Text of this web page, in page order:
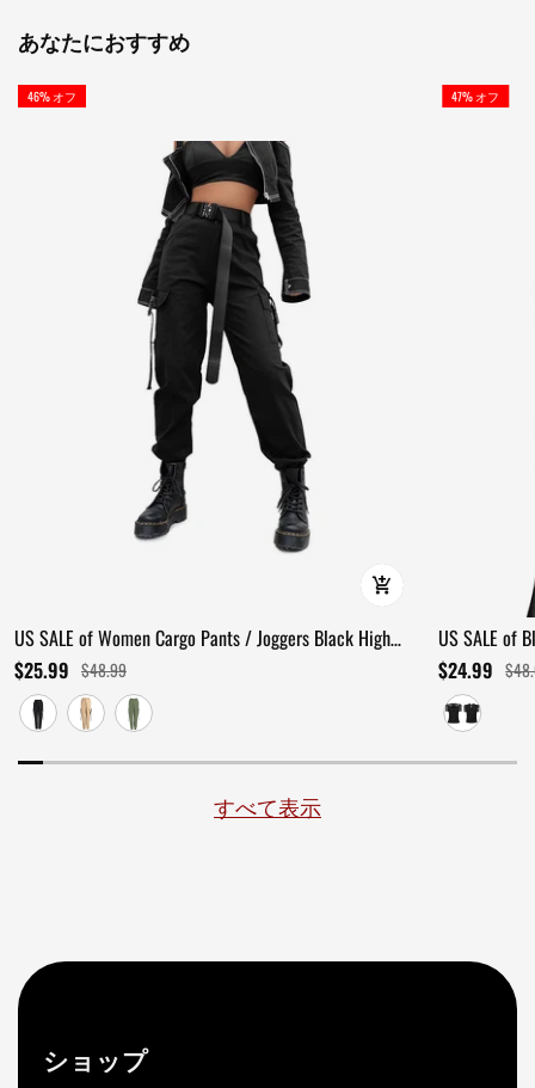
あなたにおすすめ
46% オフ
US SALE of Women Cargo Pants / Joggers Black High
Waist Loose Trousers
$25.99 $48.99
47% オフ
US SALE of
Detail
$24.99
すべて表示
ショップ